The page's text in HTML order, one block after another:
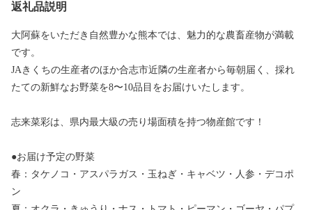
返礼品説明
大阿蘇をいただき自然豊かな熊本では、魅力的な農畜産物が満載
です。
JAきくちの生産者のほか合志市近隣の生産者から毎朝届く、採れ
たての新鮮なお野菜を8〜10品目をお届けいたします。
志来菜彩は、県内最大級の売り場面積を持つ物産館です！
●お届け予定の野菜
春：タケノコ・アスパラガス・玉ねぎ・キャベツ・人参・デコポ
ン